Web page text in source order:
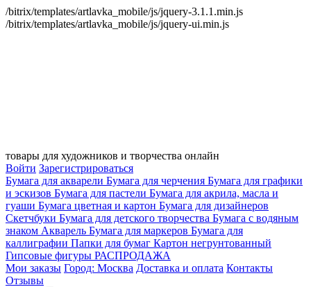
/bitrix/templates/artlavka_mobile/js/jquery-3.1.1.min.js
/bitrix/templates/artlavka_mobile/js/jquery-ui.min.js
товары для художников и творчества онлайн
Войти Зарегистрироваться
Бумага для акварели Бумага для черчения Бумага для графики
и эскизов Бумага для пастели Бумага для акрила, масла и
гуаши Бумага цветная и картон Бумага для дизайнеров
Скетчбуки Бумага для детского творчества Бумага с водяным
знаком Акварель Бумага для маркеров Бумага для
каллиграфии Папки для бумаг Картон негрунтованный
Гипсовые фигуры РАСПРОДАЖА
Мои заказы Город: Москва Доставка и оплата Контакты
Отзывы